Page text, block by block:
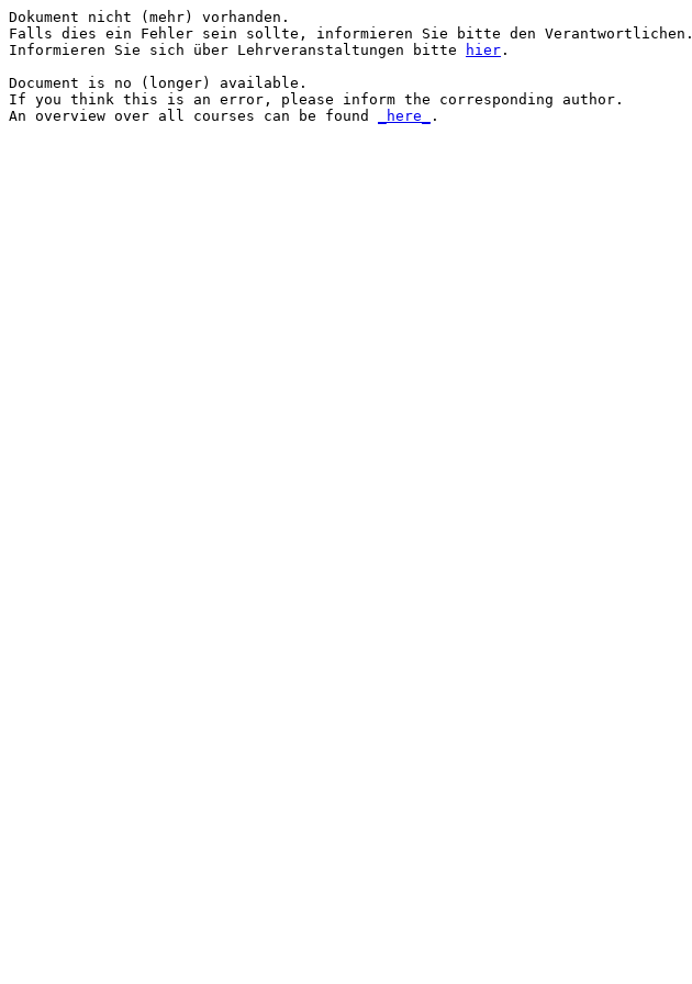
Dokument nicht (mehr) vorhanden.
Falls dies ein Fehler sein sollte, informieren Sie bitte den Verantwortlichen.
Informieren Sie sich über Lehrveranstaltungen bitte
hier .
Document is no (longer) available.
If you think this is an error, please inform the corresponding author.
An overview over all courses can be found
_here_